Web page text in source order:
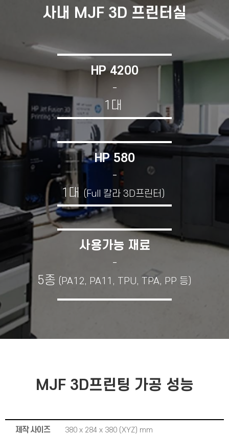
사내 MJF 3D 프린터실
HP 4200
-
1대
HP 580
-
1대 (Full 칼라 3D프린터)
사용가능 재료
-
5종 (PA12, PA11, TPU, TPA, PP 등)
MJF 3D프린팅 가공 성능
제작 사이즈 380 x 284 x 380 (XYZ) mm